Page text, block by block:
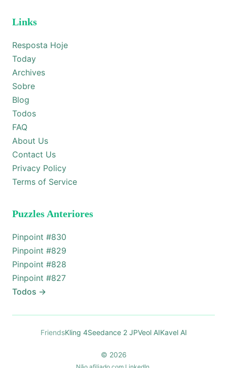
Links
Resposta Hoje
Today
Archives
Sobre
Blog
Todos
FAQ
About Us
Contact Us
Privacy Policy
Terms of Service
Puzzles Anteriores
Pinpoint #830
Pinpoint #829
Pinpoint #828
Pinpoint #827
Todos →
FriendsKling 4Seedance 2 JPVeol AIKavel AI
© 2026